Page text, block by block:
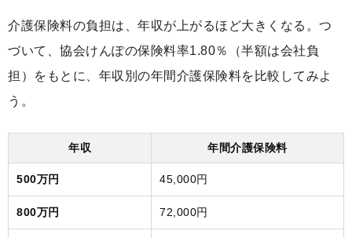
介護保険料の負担は、年収が上がるほど大きくなる。つ
づいて、協会けんぽの保険料率1.80％（半額は会社負
担）をもとに、年収別の年間介護保険料を比較してみよ
う。
年収 年間介護保険料
500万円 45,000円
800万円 72,000円